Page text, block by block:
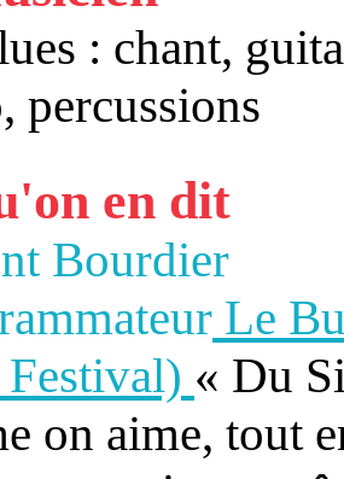
: chant,
percussions
en dit
Bourdier
Le
« Du
on aime, tout